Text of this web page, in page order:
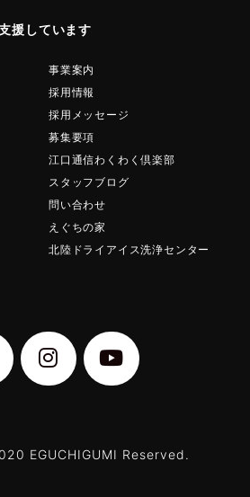
援しています
事業案内
採用情報
採用メッセージ
募集要項
江口通信わくわく倶楽部
スタッフブログ
問い合わせ
えぐちの家
北陸ドライアイス洗浄センター
EGUCHIGUMI Reserved.